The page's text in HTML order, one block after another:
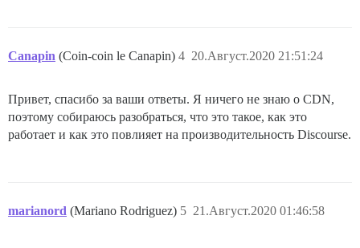
Canapin (Coin-coin le Canapin) 20.Август.2020 21:51:24
4
Привет, спасибо за ваши ответы. Я ничего не знаю о CDN,
поэтому собираюсь разобраться, что это такое, как это
работает и как это повлияет на производительность Discourse.
marianord (Mariano Rodriguez) 21.Август.2020 01:46:58
5